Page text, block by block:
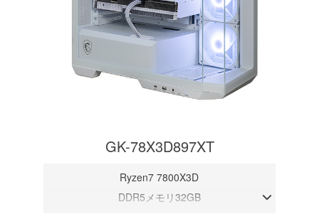
GK-78X3D897XT
Ryzen7 7800X3D
DDR5メモリ32GB